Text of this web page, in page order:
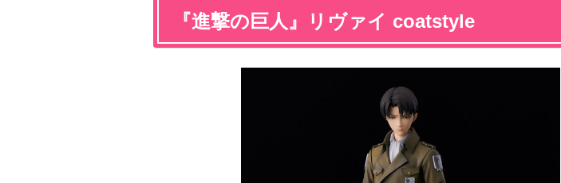
『進撃の巨人』リヴァイ coatstyle